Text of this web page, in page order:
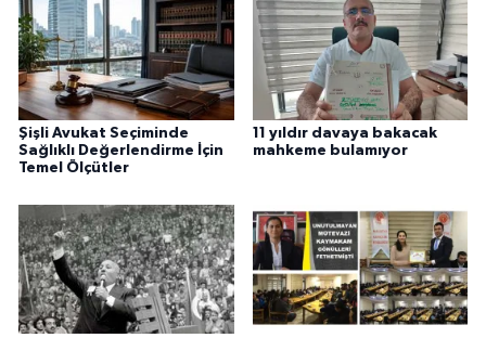
Şişli Avukat Seçiminde
Sağlıklı Değerlendirme İçin
Temel Ölçütler
11 yıldır davaya bakacak
mahkeme bulamıyor